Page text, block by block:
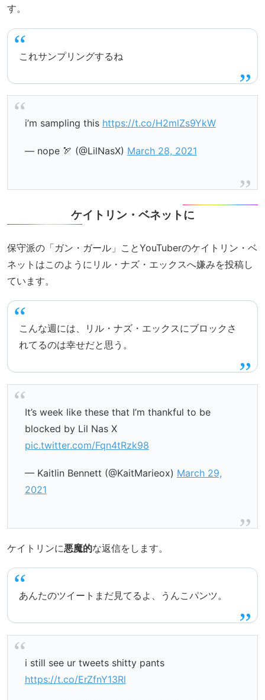
す。
これサンプリングするね
i’m sampling this https://t.co/H2mlZs9YkW
— nope 🏹 (@LilNasX) March 28, 2021
ケイトリン・ベネットに
保守派の「ガン・ガール」ことYouTuberのケイトリン・ベ
ネットはこのようにリル・ナズ・エックスへ嫌みを投稿し
ています。
こんな週には、リル・ナズ・エックスにブロックさ
れてるのは幸せだと思う。
It’s week like these that I’m thankful to be
blocked by Lil Nas X
pic.twitter.com/Fqn4tRzk98
— Kaitlin Bennett (@KaitMarieox) March 29,
2021
ケイトリンに悪魔的な返信をします。
あんたのツイートまだ見てるよ、うんこパンツ。
i still see ur tweets shitty pants
https://t.co/ErZfnY13Rl